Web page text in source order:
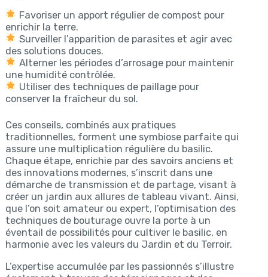
Favoriser un apport régulier de compost pour
enrichir la terre.
Surveiller l’apparition de parasites et agir avec
des solutions douces.
Alterner les périodes d’arrosage pour maintenir
une humidité contrôlée.
Utiliser des techniques de paillage pour
conserver la fraîcheur du sol.
Ces conseils, combinés aux pratiques
traditionnelles, forment une symbiose parfaite qui
assure une multiplication régulière du basilic.
Chaque étape, enrichie par des savoirs anciens et
des innovations modernes, s’inscrit dans une
démarche de transmission et de partage, visant à
créer un jardin aux allures de tableau vivant. Ainsi,
que l’on soit amateur ou expert, l’optimisation des
techniques de bouturage ouvre la porte à un
éventail de possibilités pour cultiver le basilic, en
harmonie avec les valeurs du Jardin et du Terroir.
L’expertise accumulée par les passionnés s’illustre